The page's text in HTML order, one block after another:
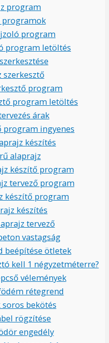
program
programok
program
program letöltés
szerkesztő
program
program letöltés
árak
program ingyenes
készítés
alaprajz
készítő program
tervező program
készítő program
készítés
tervező
vastagság
beépítése ötletek
kell 1 négyzetméterre?
vélemények
rétegrend
bekötés
rögzítése
engedély